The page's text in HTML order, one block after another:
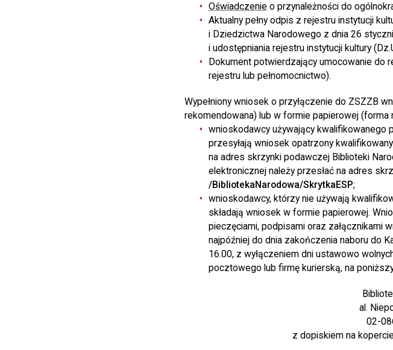
Oświadczenie o przynależności do
Aktualny pełny odpis z rejestru instytucji
i Dziedzictwa Narodowego z dnia 26
i udostępniania rejestru instytucji kultury
Dokument potwierdzający umocowanie do
rejestru lub pełnomocnictwo).
Wypełniony wniosek o przyłączenie do ZSZZB
rekomendowana) lub w formie papierowej (forma
wnioskodawcy używający kwalifikowanego
przesyłają wniosek opatrzony
na adres skrzynki podawczej Biblioteki
elektronicznej należy przesłać na adres
/BibliotekaNarodowa/SkrytkaESP;
wnioskodawcy, którzy nie używają
składają wniosek w formie papierowej.
pieczęciami, podpisami oraz załącznikami
najpóźniej do dnia zakończenia naboru do
16.00, z wyłączeniem dni ustawowo
pocztowego lub firmę kurierską, na
al.
02-
z dopiskiem na